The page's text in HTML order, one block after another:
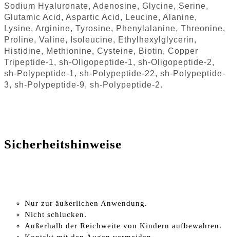
Sodium Hyaluronate, Adenosine, Glycine, Serine,
Glutamic Acid, Aspartic Acid, Leucine, Alanine,
Lysine, Arginine, Tyrosine, Phenylalanine, Threonine,
Proline, Valine, Isoleucine, Ethylhexylglycerin,
Histidine, Methionine, Cysteine, Biotin, Copper
Tripeptide-1, sh-Oligopeptide-1, sh-Oligopeptide-2,
sh-Polypeptide-1, sh-Polypeptide-22, sh-Polypeptide-
3, sh-Polypeptide-9, sh-Polypeptide-2.
Sicherheitshinweise
Nur zur äußerlichen Anwendung.
Nicht schlucken.
Außerhalb der Reichweite von Kindern aufbewahren.